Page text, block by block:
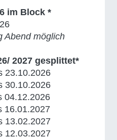
im Block *
Abend möglich
2027 gesplittet*
23.10.2026
30.10.2026
04.12.2026
16.01.2027
13.02.2027
12.03.2027